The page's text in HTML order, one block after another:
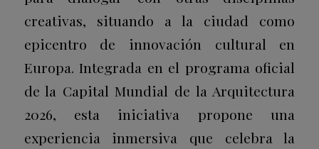
creativas, situando a la ciudad como
epicentro de innovación cultural en
Europa. Integrada en el programa oficial
de la Capital Mundial de la Arquitectura
2026, esta iniciativa propone una
experiencia inmersiva que celebra la